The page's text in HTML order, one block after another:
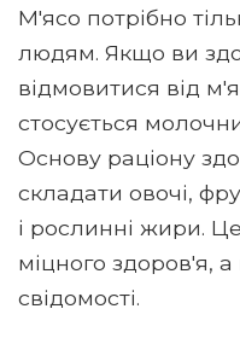
М'ясо потрібно
людям. Якщо ви
відмовитися від
стосується
Основу раціону
складати овочі,
і рослинні жири.
міцного здоров'я,
свідомості.